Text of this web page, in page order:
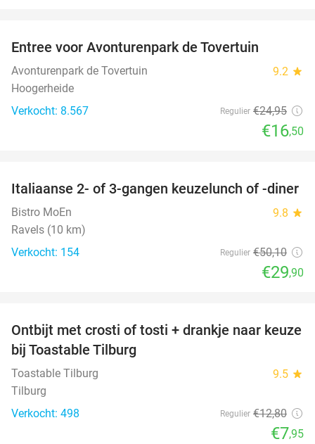
Entree voor Avonturenpark de Tovertuin
Avonturenpark de Tovertuin 9.2 star
Hoogerheide
Verkocht: 8.567
Regulier €24,95
€16,50
40%
Italiaanse 2- of 3-gangen keuzelunch of -diner
Bistro MoEn 9.8 star
Ravels (10 km)
Verkocht: 154
Regulier €50,10
€29,90
38%
Ontbijt met crosti of tosti + drankje naar keuze
bij Toastable Tilburg
Toastable Tilburg 9.5 star
Tilburg
Verkocht: 498
Regulier €12,80
€7,95